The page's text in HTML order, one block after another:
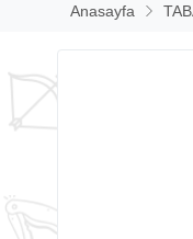
Anasayfa